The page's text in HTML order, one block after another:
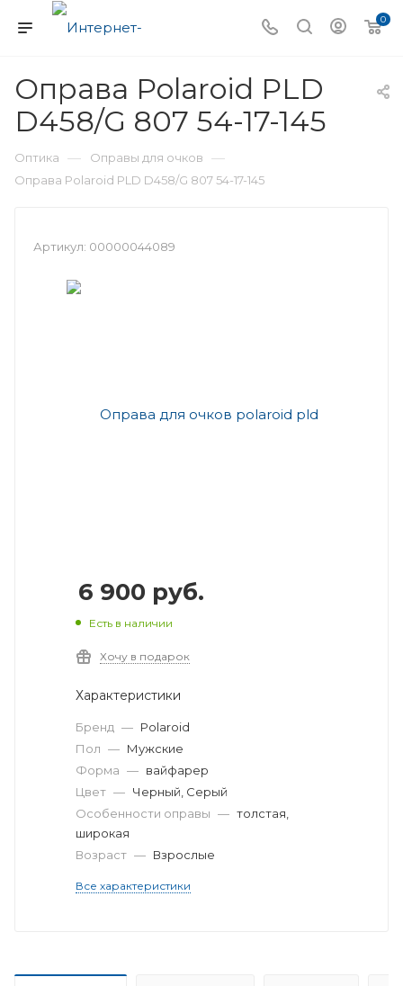
0
Оправа Polaroid PLD
D458/G 807 54-17-145
Оптика — Оправы для очков —
Оправа Polaroid PLD D458/G 807 54-17-145
Артикул: 00000044089
6 900 руб.
Есть в наличии
Хочу в подарок
Характеристики
Бренд — Polaroid
Пол — Мужские
Форма — вайфарер
Цвет — Черный, Серый
Особенности оправы — толстая,
широкая
Возраст — Взрослые
Все характеристики